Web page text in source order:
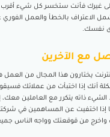
غيرك فأنت ستخسر كل شيء أقرب
الاعتراف بالخطأ والعمل
نفسك.
يختارون هذا المجال من العمل
أنك إذا اختبأت من عملائك
الشيء ذاته يتكرر مع العاملين معك،
إذا اختفيت عن المساهمين في
من قوقعتك وواجه الناس